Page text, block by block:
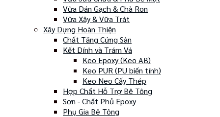
Vữa Dán Gạch & Chà Ron
Vữa Xây & Vữa Trát
Xây Dựng Hoàn Thiện
Chất Tăng Cứng Sàn
Kết Dính và Trám Vá
Keo Epoxy (Keo AB)
Keo PUR (PU biến tính)
Keo Neo Cấy Thép
Hợp Chất Hỗ Trợ Bê Tông
Sơn - Chất Phủ Epoxy
Phụ Gia Bê Tông